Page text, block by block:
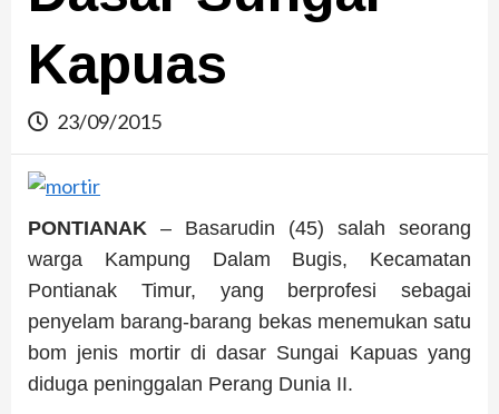
Kapuas
23/09/2015
PONTIANAK – Basarudin (45) salah seorang
warga Kampung Dalam Bugis, Kecamatan
Pontianak Timur, yang berprofesi sebagai
penyelam barang-barang bekas menemukan satu
bom jenis mortir di dasar Sungai Kapuas yang
diduga peninggalan Perang Dunia II.